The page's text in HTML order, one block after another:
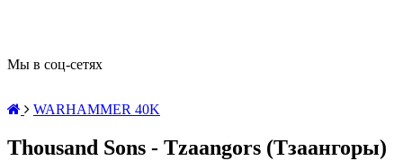
Мы в соц-сетях
WARHAMMER 40K
Thousand Sons - Tzaangors (Тзаангоры)